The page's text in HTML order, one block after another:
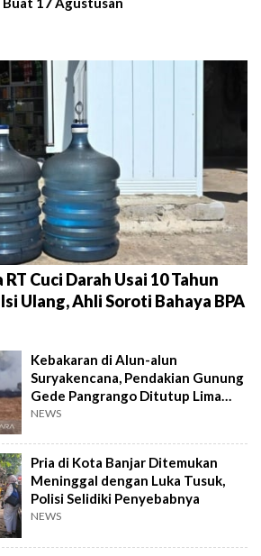
Cuci Darah Usai 10 Tahun
Ulang, Ahli Soroti Bahaya BPA
Kebakaran di Alun-alun
Suryakencana, Pendakian Gunung
Gede Pangrango Ditutup Lima
Hari
NEWS
Pria di Kota Banjar Ditemukan
Meninggal dengan Luka Tusuk,
Polisi Selidiki Penyebabnya
NEWS